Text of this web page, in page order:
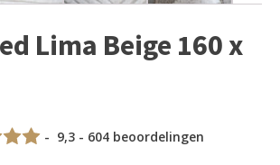
Lima Beige 160 x
- 9,3 - 604 beoordelingen